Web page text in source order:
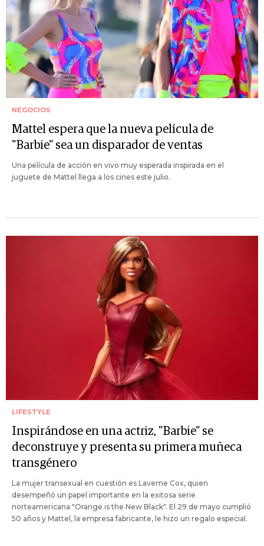
NEGOCIOS
Mattel espera que la nueva película de
"Barbie" sea un disparador de ventas
Una película de acción en vivo muy esperada inspirada en el
juguete de Mattel llega a los cines este julio.
LIFESTYLE
Inspirándose en una actriz, "Barbie" se
deconstruye y presenta su primera muñeca
transgénero
La mujer transexual en cuestión es Laverne Cox, quien
desempeñó un papel importante en la exitosa serie
norteamericana "Orange is the New Black". El 29 de mayo cumplió
50 años y Mattel, la empresa fabricante, le hizo un regalo especial.